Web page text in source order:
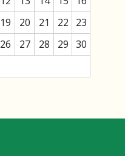
19 20 21 22
23
26 27 28 29 30